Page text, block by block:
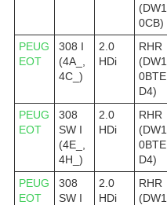
(DW1
0CB)
PEUG
EOT
308 I
(4A_,
4C_)
2.0
HDi
RHR
(DW1
0BTE
D4)
PEUG
EOT
308
SW I
(4E_,
4H_)
2.0
HDi
RHR
(DW1
0BTE
D4)
PEUG
EOT
308
SW I
2.0
HDi
RHR
(DW1